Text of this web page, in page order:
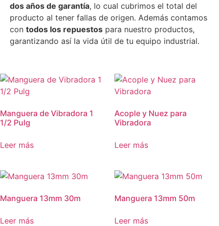
dos años de garantía, lo cual cubrimos el total del
producto al tener fallas de origen. Además contamos
con todos los repuestos para nuestro productos,
garantizando así la vida útil de tu equipo industrial.
Manguera de Vibradora 1
1/2 Pulg
Leer más
Acople y Nuez para
Vibradora
Leer más
Manguera 13mm 30m
Leer más
Manguera 13mm 50m
Leer más